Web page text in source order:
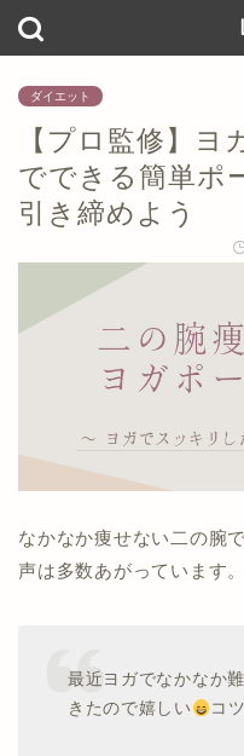
ダイエット
【プロ監修】ヨ
でできる簡単ポ
引き締めよう
なかなか痩せない二の腕で
声は多数あがっています。
最近ヨガでなかなか
きたので嬉しい
コ